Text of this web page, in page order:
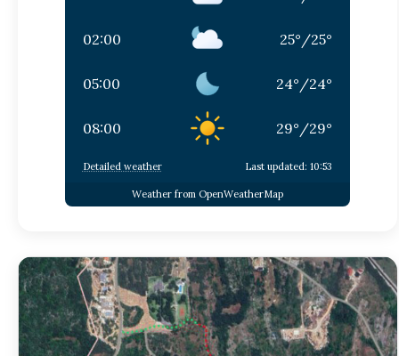
02:00 25° /25°
05:00 24° /24°
08:00 29° /29°
Detailed weather Last updated: 10:53
Weather from OpenWeatherMap